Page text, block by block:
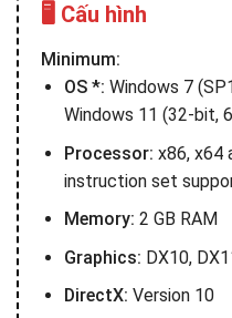
🖥️ Cấu hình
Minimum:
OS *: Windows 7
Windows 11 (32-bit,
Processor: x86, x64
instruction set
Memory: 2 GB RAM
Graphics: DX10,
DirectX: Version 10